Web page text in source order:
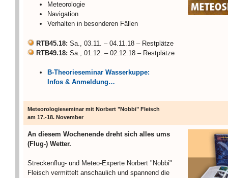
Meteorologie
Navigation
Verhalten in besonderen Fällen
RTB45.18: Sa., 03.11. – 04.11.18 – Restplätze
RTB49.18: Sa., 01.12. – 02.12.18 – Restplätze
B-Theorieseminar Wasserkuppe:
Infos & Anmeldung…
Meteorologieseminar mit Norbert "Nobbi" Fleisch
am 17.-18. November
An diesem Wochenende dreht sich alles ums
(Flug-) Wetter.
Streckenflug- und Meteo-Experte Norbert "Nobbi"
Fleisch vermittelt anschaulich und spannend die